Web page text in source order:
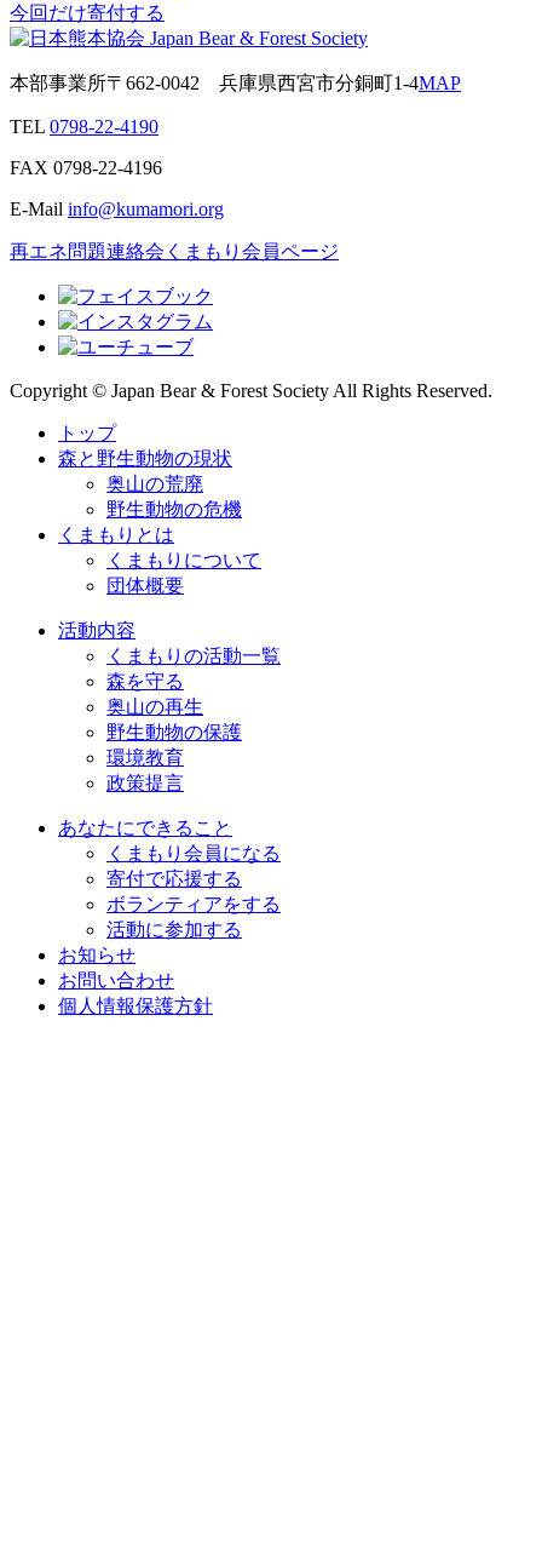
今回だけ寄付する
本部事業所〒662-0042 兵庫県西宮市分銅町1-4MAP
TEL 0798-22-4190
FAX 0798-22-4196
E-Mail info@kumamori.org
再エネ問題連絡会 くまもり会員ページ
Copyright © Japan Bear & Forest Society All Rights Reserved.
トップ
森と野生動物の現状
奥山の荒廃
野生動物の危機
くまもりとは
くまもりについて
団体概要
活動内容
くまもりの活動一覧
森を守る
奥山の再生
野生動物の保護
環境教育
政策提言
あなたにできること
くまもり会員になる
寄付で応援する
ボランティアをする
活動に参加する
お知らせ
お問い合わせ
個人情報保護方針